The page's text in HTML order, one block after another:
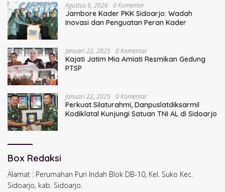
Agustus 6, 2026 0 Komentar
Jambore Kader PKK Sidoarjo: Wadah
Inovasi dan Penguatan Peran Kader
Januari 22, 2025 0 Komentar
Kajati Jatim Mia Amiati Resmikan Gedung
PTSP
Januari 22, 2025 0 Komentar
Perkuat Silaturahmi, Danpuslatdiksarmil
Kodiklatal Kunjungi Satuan TNI AL di Sidoarjo
Box Redaksi
Alamat : Perumahan Puri Indah Blok DB-10, Kel. Suko Kec.
Sidoarjo, kab. Sidoarjo.